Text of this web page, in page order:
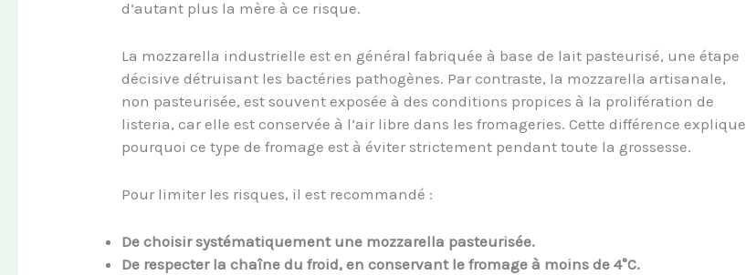
d’autant plus la mère à ce risque.
La mozzarella industrielle est en général fabriquée à base de lait pasteurisé, une étape
décisive détruisant les bactéries pathogènes. Par contraste, la mozzarella artisanale,
non pasteurisée, est souvent exposée à des conditions propices à la prolifération de
listeria, car elle est conservée à l’air libre dans les fromageries. Cette différence explique
pourquoi ce type de fromage est à éviter strictement pendant toute la grossesse.
Pour limiter les risques, il est recommandé :
De choisir systématiquement une mozzarella pasteurisée.
De respecter la chaîne du froid, en conservant le fromage à moins de 4°C.